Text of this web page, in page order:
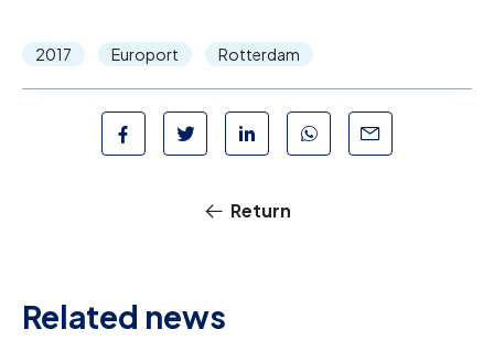
2017 Europort Rotterdam
Return
Related news